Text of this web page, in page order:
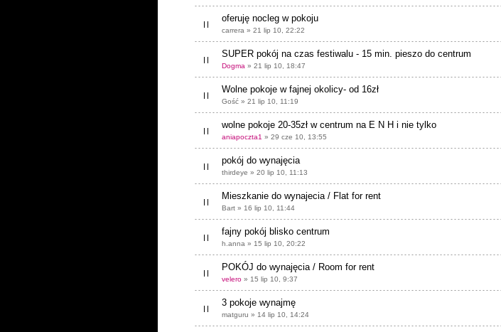
oferuję nocleg w pokoju
carrera » 21 lip 10, 22:22
SUPER pokój na czas festiwalu - 15 min. pieszo do centrum
Dogma » 21 lip 10, 18:47
Wolne pokoje w fajnej okolicy- od 16zł
Gość » 21 lip 10, 11:19
wolne pokoje 20-35zł w centrum na E N H i nie tylko
aniapoczta1 » 29 cze 10, 13:55
pokój do wynajęcia
thirdeye » 20 lip 10, 11:13
Mieszkanie do wynajecia / Flat for rent
Bart » 16 lip 10, 11:44
fajny pokój blisko centrum
h.anna » 15 lip 10, 20:22
POKÓJ do wynajęcia / Room for rent
velero » 15 lip 10, 9:37
3 pokoje wynajmę
matguru » 14 lip 10, 14:24